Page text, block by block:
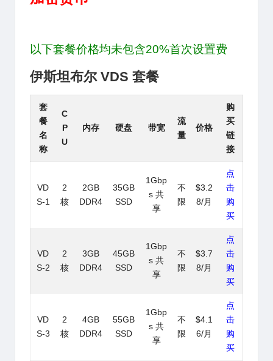
以下套餐价格均未包含20%首次设置费
伊斯坦布尔 VDS 套餐
套
餐
名
称
C
P
U
内存 硬盘 带宽
流
量
价格
购
买
链
接
VD
S-1
2
核
2GB
DDR4
35GB
SSD
1Gbp
s 共
享
不
限
$3.2
8/月
点
击
购
买
VD
S-2
2
核
3GB
DDR4
45GB
SSD
1Gbp
s 共
享
不
限
$3.7
8/月
点
击
购
买
VD
S-3
2
核
4GB
DDR4
55GB
SSD
1Gbp
s 共
享
不
限
$4.1
6/月
点
击
购
买